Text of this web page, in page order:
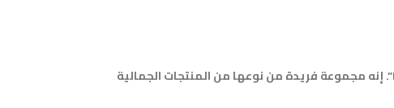
يسرنا أن نعرض عليك منتجًا جديدًا ومثيرًا يأتي من العلامة التجارية الفرنسية الشهيرة “Le Petit Marseillais”، وهو “Les Petites Creations”. إنه مجموعة فريدة من نوعها من المنتجات الجمالية